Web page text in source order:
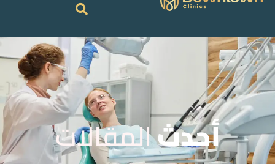
أحدثالمقالات